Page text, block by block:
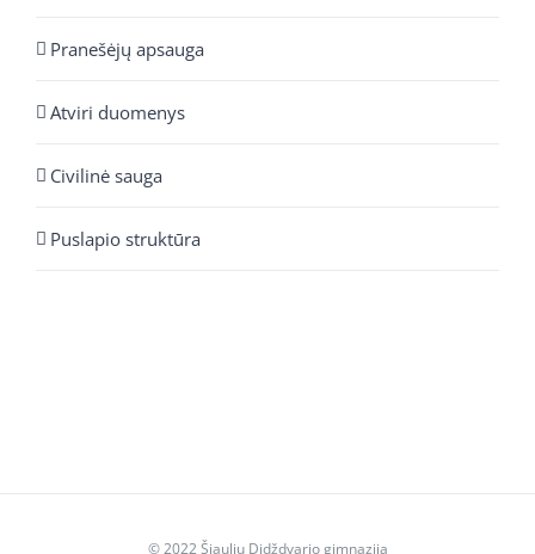
Pranešėjų apsauga
Atviri duomenys
Civilinė sauga
Puslapio struktūra
© 2022 Šiaulių Didždvario gimnazija